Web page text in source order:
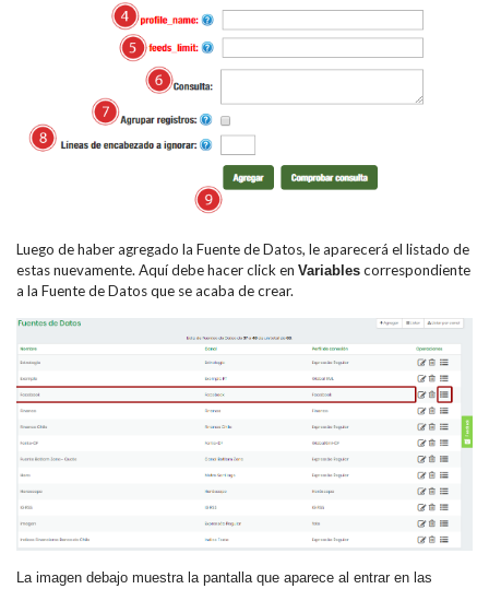
Luego de haber agregado la Fuente de Datos, le aparecerá el listado de
estas nuevamente. Aquí debe hacer click en Variables correspondiente
a la Fuente de Datos que se acaba de crear.
La imagen debajo muestra la pantalla que aparece al entrar en las